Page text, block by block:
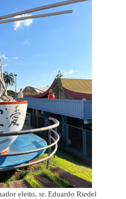
eleito, sr. Eduardo Riedel